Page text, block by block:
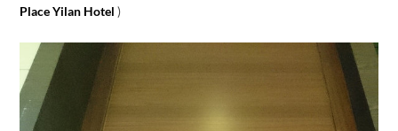
Place Yilan Hotel )